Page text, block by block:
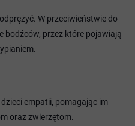
W przeciwieństwie do
bodźców, przez które pojawiają
empatii, pomagając im
oraz zwierzętom.